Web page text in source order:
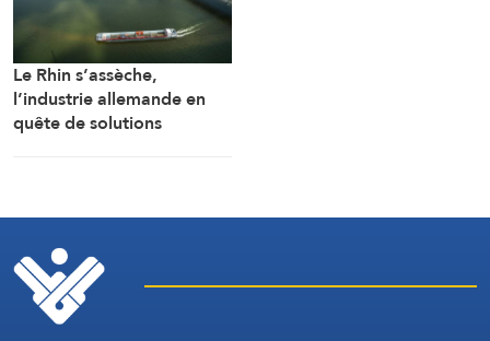
Le Rhin s’assèche,
l’industrie allemande en
quête de solutions